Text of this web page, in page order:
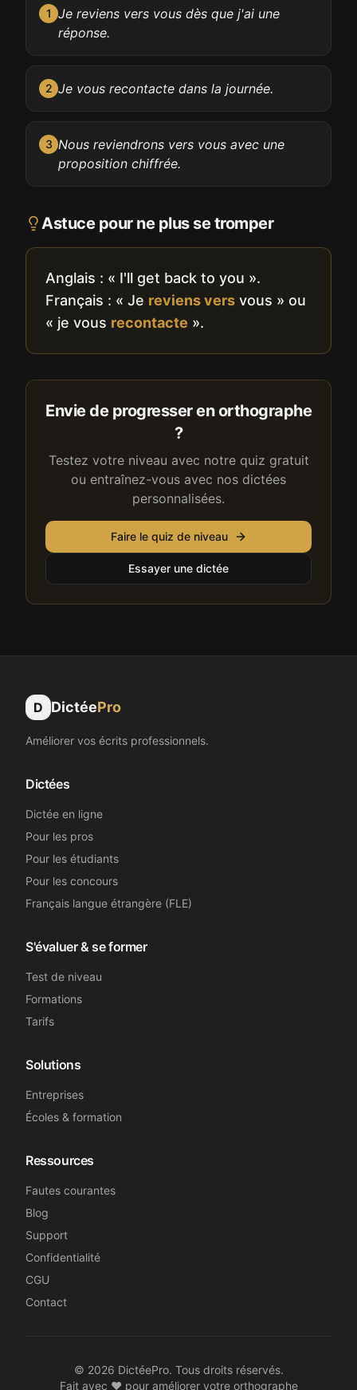
1 Je reviens vers vous dès que j'ai une
réponse.
2 Je vous recontacte dans la journée.
3 Nous reviendrons vers vous avec une
proposition chiffrée.
Astuce pour ne plus se tromper
Anglais : « I'll get back to you ».
Français : « Je reviens vers vous » ou
« je vous recontacte ».
Envie de progresser en orthographe
?
Testez votre niveau avec notre quiz gratuit
ou entraînez-vous avec nos dictées
personnalisées.
Faire le quiz de niveau
Essayer une dictée
D DictéePro
Améliorer vos écrits professionnels.
Dictées
Dictée en ligne
Pour les pros
Pour les étudiants
Pour les concours
Français langue étrangère (FLE)
S'évaluer & se former
Test de niveau
Formations
Tarifs
Solutions
Entreprises
Écoles & formation
Ressources
Fautes courantes
Blog
Support
Confidentialité
CGU
Contact
© 2026 DictéePro. Tous droits réservés.
Fait avec ❤️ pour améliorer votre orthographe